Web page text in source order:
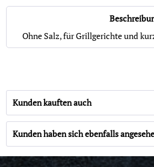
Ohne Salz, für Grillgerichte und
Kunden kauften auch
Kunden haben sich ebenfalls